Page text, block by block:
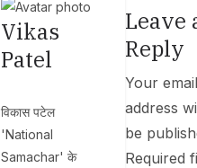
Vikas
Patel
विकास पटेल
'National
Samachar' के
Leave
Reply
Your email
address
be
Required